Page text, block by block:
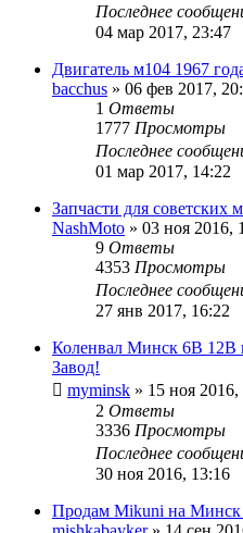
Последнее
04 мар 2017, 23:47
Двигатель м104 1967
bacchus » 06 фев 2017,
1 Ответы
1777 Просмотры
Последнее
01 мар 2017, 14:22
Запчасти для советских
NashMoto » 03 ноя 2016,
9 Ответы
4353 Просмотры
Последнее
27 янв 2017, 16:22
Коленвал Минск 6В
Завод!
myminsk » 15 ноя 2016,
2 Ответы
3336 Просмотры
Последнее
30 ноя 2016, 13:16
Продам Mikuni на Минск